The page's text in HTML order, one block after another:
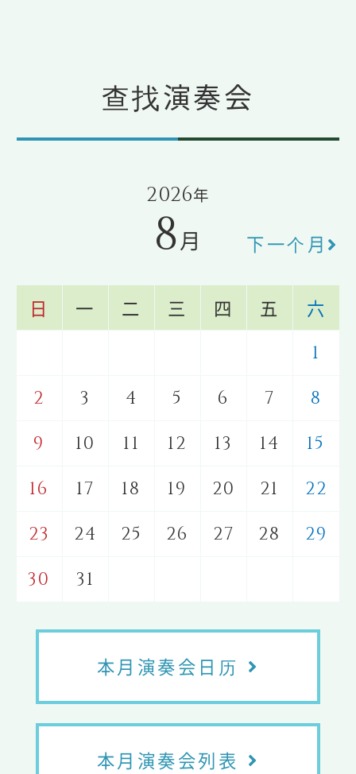
查找演奏会
2026年
8月 下一个月
日 一 二 三 四 五 六
1
2
3 4 5 6 7
8
9
10 11 12 13 14
15
16
17 18 19 20 21
22
23
24 25 26 27 28
29
30
31
本月演奏会日历
本月演奏会列表